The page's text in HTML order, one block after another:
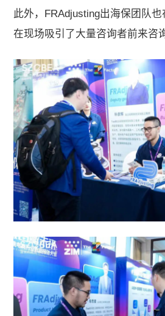
此外，FRAdjusting出海保团队
在现场吸引了大量咨询者前来咨